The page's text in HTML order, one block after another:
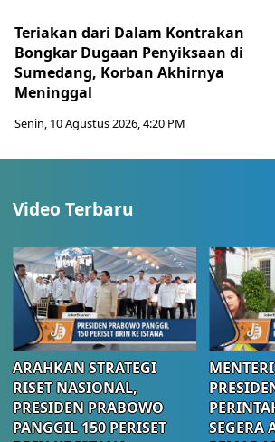
Teriakan dari Dalam Kontrakan
Bongkar Dugaan Penyiksaan di
Sumedang, Korban Akhirnya
Meninggal
Senin, 10 Agustus 2026, 4:20 PM
Video Terbaru
ARAHKAN STRATEGI
RISET NASIONAL,
PRESIDEN PRABOWO
PANGGIL 150 PERISET
SEGERA